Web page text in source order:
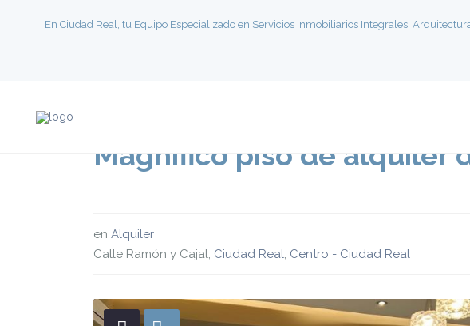
En Ciudad Real, tu Equipo Especializado en Servicios Inmobiliarios Integrales,
Magnífico piso de alquiler
en Alquiler
Calle Ramón y Cajal, Ciudad Real, Centro - Ciudad Real